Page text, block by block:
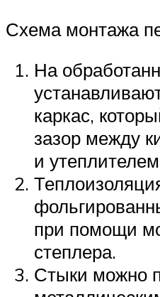
Схема монтажа
На
каркас,
зазор между
и
при помощи
степлера.
Стыки можно